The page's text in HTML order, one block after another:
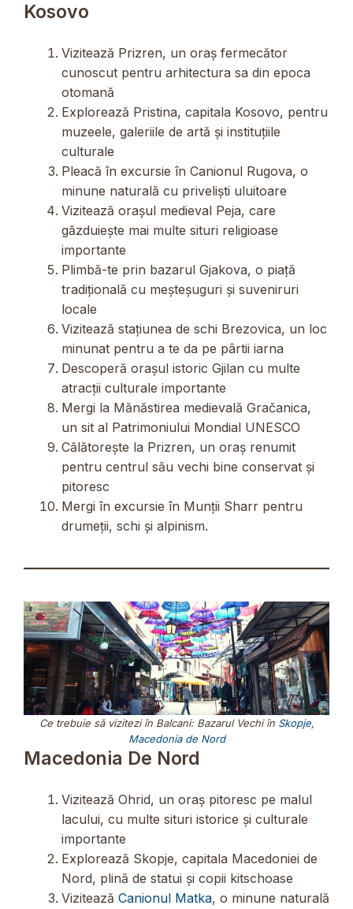
Kosovo
Vizitează Prizren, un oraș fermecător
cunoscut pentru arhitectura sa din epoca
otomană
Explorează Pristina, capitala Kosovo, pentru
muzeele, galeriile de artă și instituțiile
culturale
Pleacă în excursie în Canionul Rugova, o
minune naturală cu priveliști uluitoare
Vizitează orașul medieval Peja, care
găzduiește mai multe situri religioase
importante
Plimbă-te prin bazarul Gjakova, o piață
tradițională cu meșteșuguri și suveniruri
locale
Vizitează stațiunea de schi Brezovica, un loc
minunat pentru a te da pe pârtii iarna
Descoperă orașul istoric Gjilan cu multe
atracții culturale importante
Mergi la Mănăstirea medievală Gračanica,
un sit al Patrimoniului Mondial UNESCO
Călătorește la Prizren, un oraș renumit
pentru centrul său vechi bine conservat și
pitoresc
Mergi în excursie în Munții Sharr pentru
drumeții, schi și alpinism.
Ce trebuie să vizitezi în Balcani: Bazarul Vechi în Skopje,
Macedonia de Nord
Macedonia De Nord
Vizitează Ohrid, un oraș pitoresc pe malul
lacului, cu multe situri istorice și culturale
importante
Explorează Skopje, capitala Macedoniei de
Nord, plină de statui și copii kitschoase
Vizitează Canionul Matka, o minune naturală